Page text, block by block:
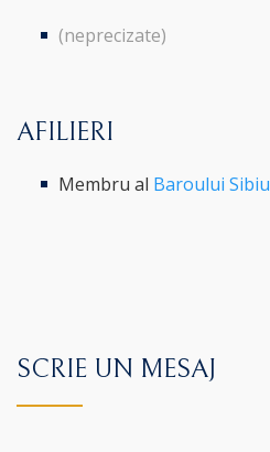
(neprecizate)
AFILIERI
Membru al Baroului Sibiu
SCRIE UN MESAJ